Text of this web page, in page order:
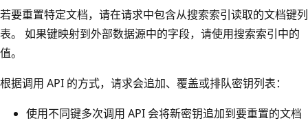
若要重置特定文档，请在请求中包含从搜索索引读取的文档键列
表。 如果键映射到外部数据源中的字段，请使用搜索索引中的
值。
根据调用 API 的方式，请求会追加、覆盖或排队密钥列表：
使用不同键多次调用 API 会将新密钥追加到要重置的文档